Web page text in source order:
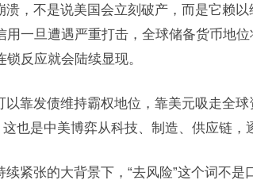
溃，不是说美国会立刻破产，而是它赖
用一旦遭遇严重打击，全球储备货币地
反应就会陆续显现。
以靠发债维持霸权地位，靠美元吸走全
这也是中美博弈从科技、制造、供应链，
续紧张的大背景下，“去风险”这个词不